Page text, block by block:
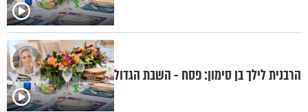
הרבנית לילך בן סימון: פסח - השבת הגדול